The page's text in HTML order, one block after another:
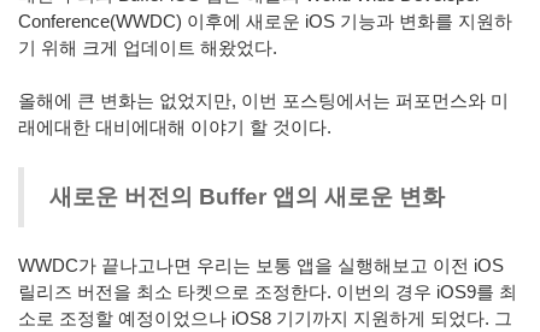
Conference(WWDC) 이후에 새로운 iOS 기능과 변화를 지원하
기 위해 크게 업데이트 해왔었다.
올해에 큰 변화는 없었지만, 이번 포스팅에서는 퍼포먼스와 미
래에대한 대비에대해 이야기 할 것이다.
새로운 버전의 Buffer 앱의 새로운 변화
WWDC가 끝나고나면 우리는 보통 앱을 실행해보고 이전 iOS
릴리즈 버전을 최소 타켓으로 조정한다. 이번의 경우 iOS9를 최
소로 조정할 예정이었으나 iOS8 기기까지 지원하게 되었다. 그